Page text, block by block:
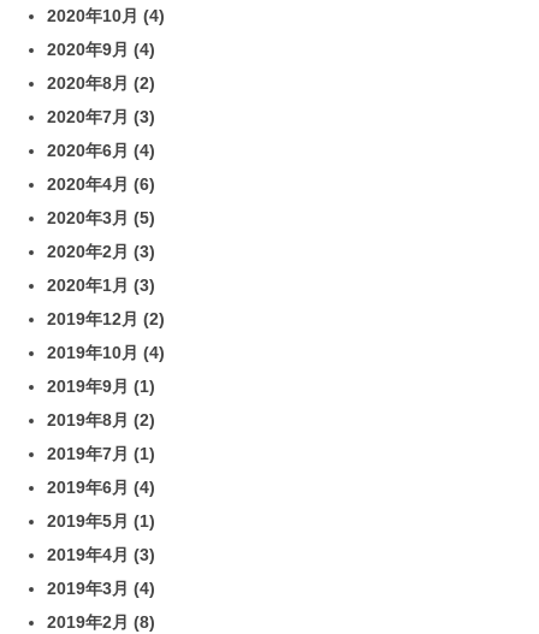
2020年10月 (4)
2020年9月 (4)
2020年8月 (2)
2020年7月 (3)
2020年6月 (4)
2020年4月 (6)
2020年3月 (5)
2020年2月 (3)
2020年1月 (3)
2019年12月 (2)
2019年10月 (4)
2019年9月 (1)
2019年8月 (2)
2019年7月 (1)
2019年6月 (4)
2019年5月 (1)
2019年4月 (3)
2019年3月 (4)
2019年2月 (8)